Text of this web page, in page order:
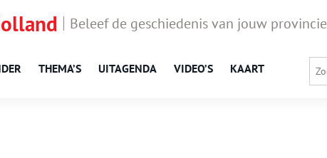
Beleef de geschiedenis van jouw provincie
THEMA’S UITAGENDA VIDEO’S KAART